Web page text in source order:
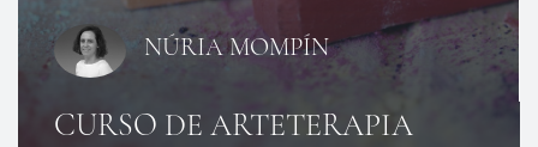
NÚRIA MOMPÍN
CURSO DE ARTETERAPIA